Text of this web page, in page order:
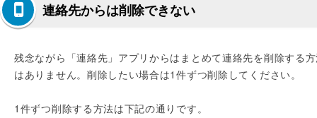
連絡先からは削除できない
残念ながら「連絡先」アプリからはまとめて連絡先を削除する
はありません。削除したい場合は1件ずつ削除してください。
1件ずつ削除する方法は下記の通りです。